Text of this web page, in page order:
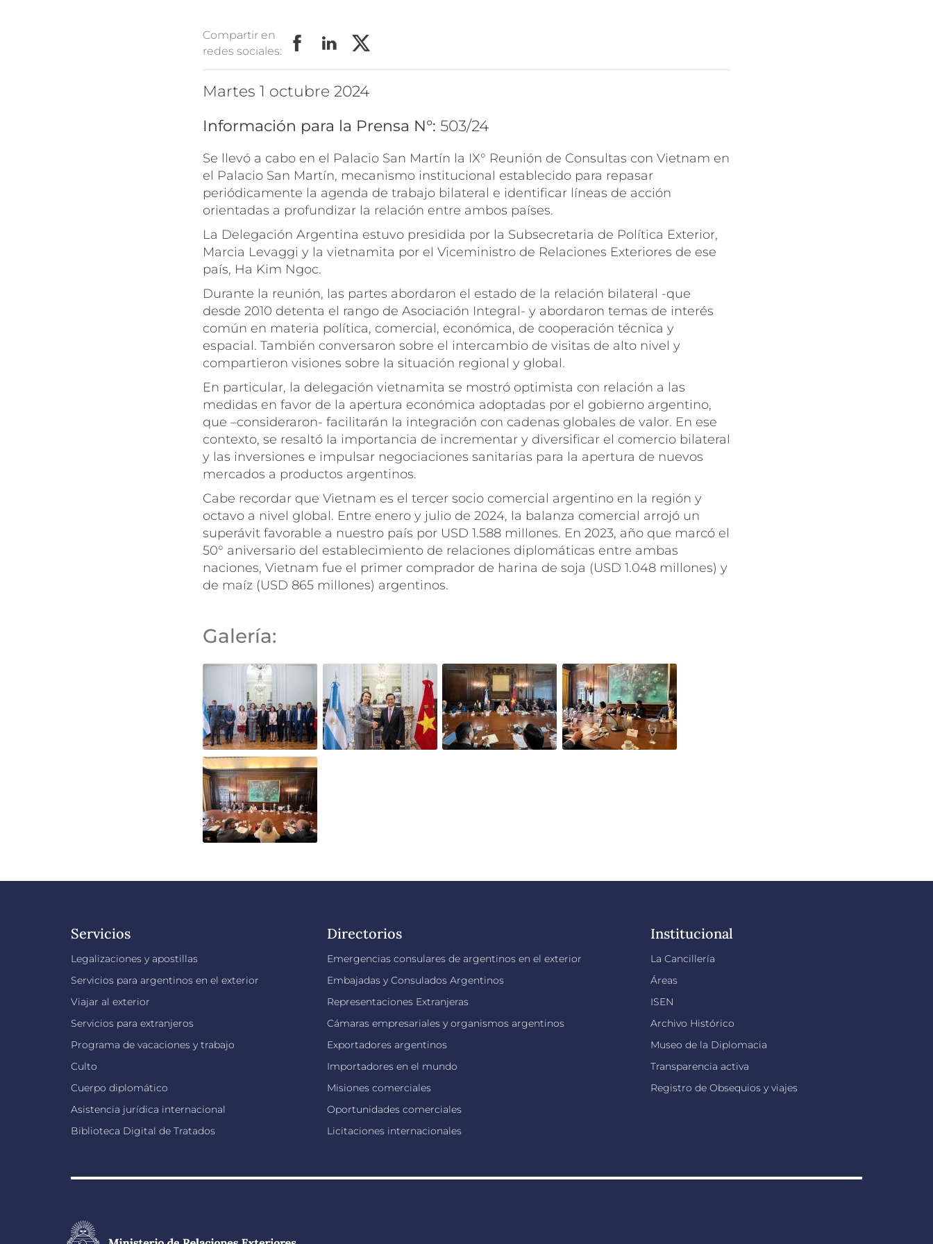
Compartir en
redes sociales:
martes 1 octubre 2024
Información para la Prensa N°: 503/24
Se llevó a cabo en el Palacio San Martín la IX° Reunión de Consultas con Vietnam en
el Palacio San Martín, mecanismo institucional establecido para repasar
periódicamente la agenda de trabajo bilateral e identificar líneas de acción
orientadas a profundizar la relación entre ambos países.
La Delegación Argentina estuvo presidida por la Subsecretaria de Política Exterior,
Marcia Levaggi y la vietnamita por el Viceministro de Relaciones Exteriores de ese
país, Ha Kim Ngoc.
Durante la reunión, las partes abordaron el estado de la relación bilateral -que
desde 2010 detenta el rango de Asociación Integral- y abordaron temas de interés
común en materia política, comercial, económica, de cooperación técnica y
espacial. También conversaron sobre el intercambio de visitas de alto nivel y
compartieron visiones sobre la situación regional y global.
En particular, la delegación vietnamita se mostró optimista con relación a las
medidas en favor de la apertura económica adoptadas por el gobierno argentino,
que –consideraron- facilitarán la integración con cadenas globales de valor. En ese
contexto, se resaltó la importancia de incrementar y diversificar el comercio bilateral
y las inversiones e impulsar negociaciones sanitarias para la apertura de nuevos
mercados a productos argentinos.
Cabe recordar que Vietnam es el tercer socio comercial argentino en la región y
octavo a nivel global. Entre enero y julio de 2024, la balanza comercial arrojó un
superávit favorable a nuestro país por USD 1.588 millones. En 2023, año que marcó el
50° aniversario del establecimiento de relaciones diplomáticas entre ambas
naciones, Vietnam fue el primer comprador de harina de soja (USD 1.048 millones) y
de maíz (USD 865 millones) argentinos.
Galería:
Servicios
Legalizaciones y apostillas
Servicios para argentinos en el exterior
Viajar al exterior
Servicios para extranjeros
Programa de vacaciones y trabajo
Culto
Cuerpo diplomático
Asistencia jurídica internacional
Biblioteca Digital de Tratados
Directorios
Emergencias consulares de argentinos en el exterior
Embajadas y Consulados Argentinos
Representaciones Extranjeras
Cámaras empresariales y organismos argentinos
Exportadores argentinos
Importadores en el mundo
Misiones comerciales
Oportunidades comerciales
Licitaciones internacionales
Institucional
La Cancillería
Áreas
ISEN
Archivo Histórico
Museo de la Diplomacia
Transparencia activa
Registro de Obsequios y viajes